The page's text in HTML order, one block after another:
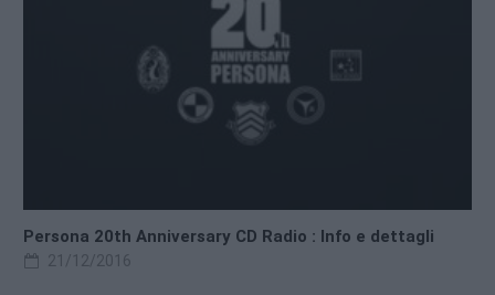
Persona 20th Anniversary CD Radio : Info e dettagli
21/12/2016